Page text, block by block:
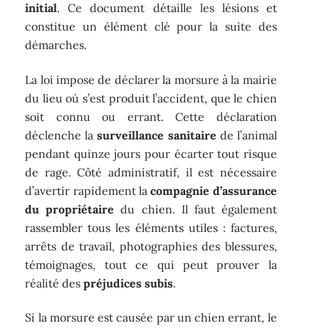
initial. Ce document détaille les lésions et
constitue un élément clé pour la suite des
démarches.
La loi impose de déclarer la morsure à la mairie
du lieu où s’est produit l’accident, que le chien
soit connu ou errant. Cette déclaration
déclenche lasurveillance sanitaire de l’animal
pendant quinze jours pour écarter tout risque
de rage. Côté administratif, il est nécessaire
d’avertir rapidement lacompagnie d’assurance
du propriétaire du chien. Il faut également
rassembler tous les éléments utiles : factures,
arrêts de travail, photographies des blessures,
témoignages, tout ce qui peut prouver la
réalité despréjudices subis.
Si la morsure est causée par un chien errant, le